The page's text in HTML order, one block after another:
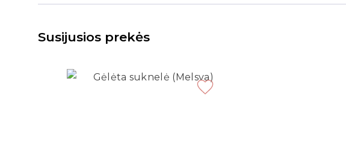
Susijusios prekės